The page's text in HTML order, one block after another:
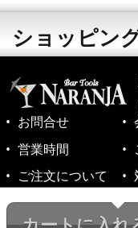
ショッピン
お問合せ
営業時間
ご注文について
©1999-2026